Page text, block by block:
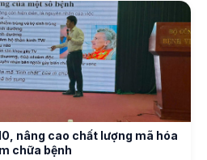
nâng cao chất lượng mã hóa
chữa bệnh